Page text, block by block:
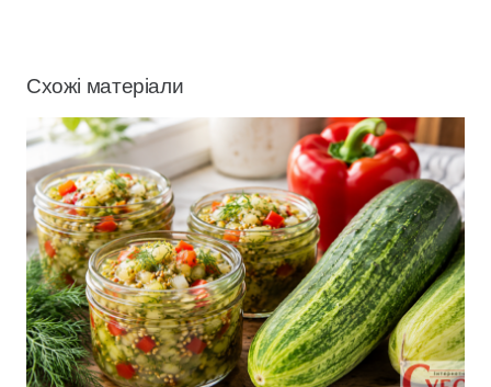
Схожі матеріали